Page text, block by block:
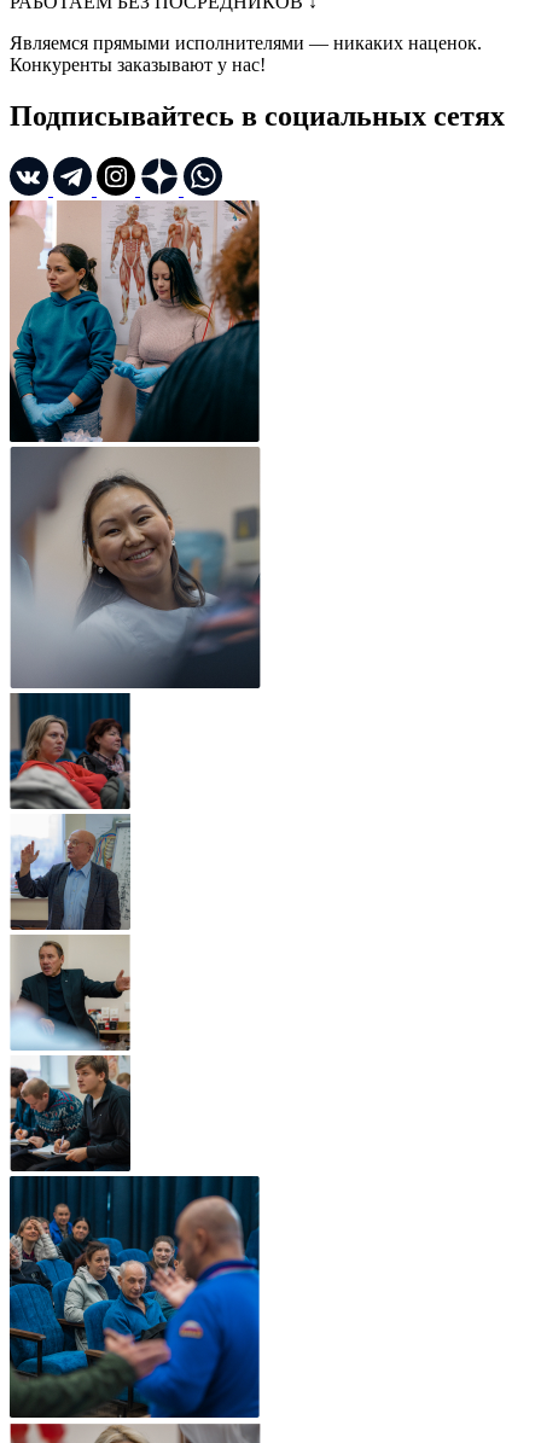
Являемся прямыми исполнителями — никаких наценок.
Конкуренты заказывают у нас!
Подписывайтесь в социальных сетях